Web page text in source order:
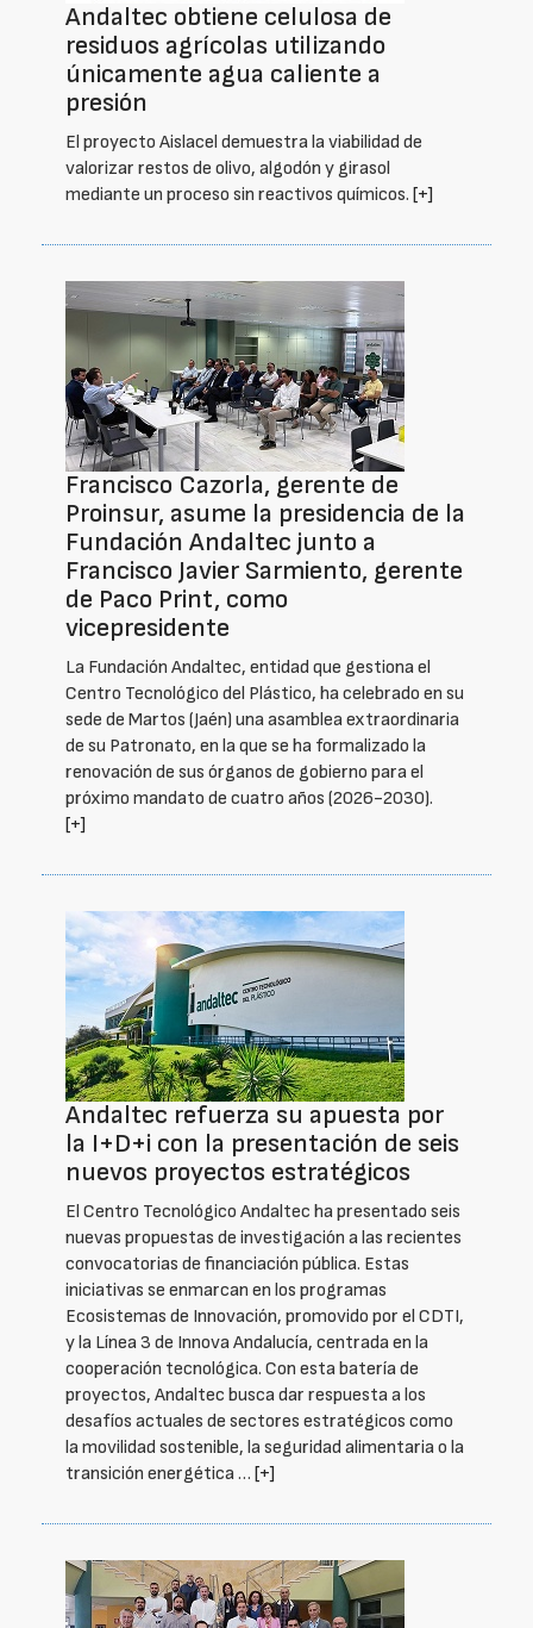
Andaltec obtiene celulosa de
residuos agrícolas utilizando
únicamente agua caliente a
presión
El proyecto Aislacel demuestra la viabilidad de
valorizar restos de olivo, algodón y girasol
mediante un proceso sin reactivos químicos. [+]
Francisco Cazorla, gerente de
Proinsur, asume la presidencia de la
Fundación Andaltec junto a
Francisco Javier Sarmiento, gerente
de Paco Print, como
vicepresidente
La Fundación Andaltec, entidad que gestiona el
Centro Tecnológico del Plástico, ha celebrado en su
sede de Martos (Jaén) una asamblea extraordinaria
de su Patronato, en la que se ha formalizado la
renovación de sus órganos de gobierno para el
próximo mandato de cuatro años (2026-2030).
[+]
Andaltec refuerza su apuesta por
la I+D+i con la presentación de seis
nuevos proyectos estratégicos
El Centro Tecnológico Andaltec ha presentado seis
nuevas propuestas de investigación a las recientes
convocatorias de financiación pública. Estas
iniciativas se enmarcan en los programas
Ecosistemas de Innovación, promovido por el CDTI,
y la Línea 3 de Innova Andalucía, centrada en la
cooperación tecnológica. Con esta batería de
proyectos, Andaltec busca dar respuesta a los
desafíos actuales de sectores estratégicos como
la movilidad sostenible, la seguridad alimentaria o la
transición energética … [+]